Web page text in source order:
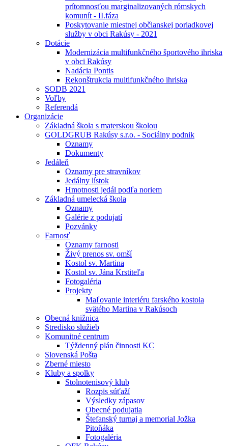
prítomnosťou marginalizovaných rómskych
komunít - II.fáza
Poskytovanie miestnej občianskej poriadkovej
služby v obci Rakúsy - 2021
Dotácie
Modernizácia multifunkčného športového ihriska
v obci Rakúsy
Nadácia Pontis
Rekonštrukcia multifunkčného ihriska
SODB 2021
Voľby
Referendá
Organizácie
Základná škola s materskou školou
GOLDGRUB Rakúsy s.r.o. - Sociálny podnik
Oznamy
Dokumenty
Jedáleň
Oznamy pre stravníkov
Jedálny lístok
Hmotnosti jedál podľa noriem
Základná umelecká škola
Oznamy
Galérie z podujatí
Pozvánky
Farnosť
Oznamy farnosti
Živý prenos sv. omší
Kostol sv. Martina
Kostol sv. Jána Krstiteľa
Fotogaléria
Projekty
Maľovanie interiéru farského kostola
svätého Martina v Rakúsoch
Obecná knižnica
Stredisko služieb
Komunitné centrum
Týždenný plán činnosti KC
Slovenská Pošta
Zberné miesto
Kluby a spolky
Stolnotenisový klub
Rozpis súťaží
Výsledky zápasov
Obecné podujatia
Štefanský turnaj a memorial Jožka
Pitoňáka
Fotogaléria